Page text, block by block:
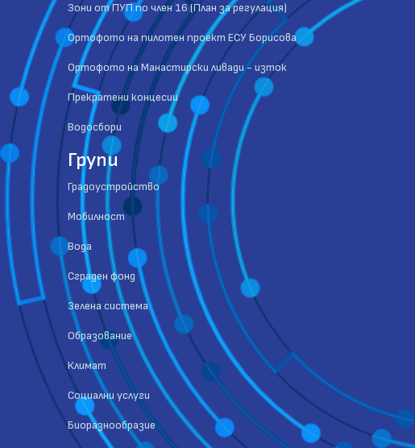
Зони от ПУП по член 16 (План за регулация)
Ортофото на пилотен проект ЕСУ Борисова
Ортофото на Манастирски ливади - изток
Прекратени концесии
Водосбори
Групи
Градоустройство
Мобилност
Вода
Сграден фонд
Зелена система
Образование
Климат
Социални услуги
Биоразнообразие